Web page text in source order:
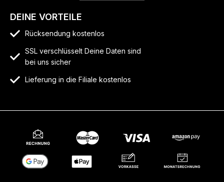
DEINE VORTEILE
Rücksendung kostenlos
SSL verschlüsselt Deine Daten sind
bei uns sicher
Lieferung in die Filiale kostenlos